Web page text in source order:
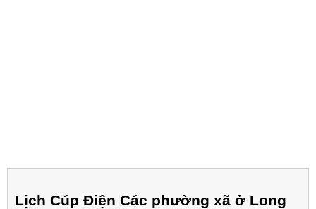
Lịch Cúp Điện Các phường xã ở Long